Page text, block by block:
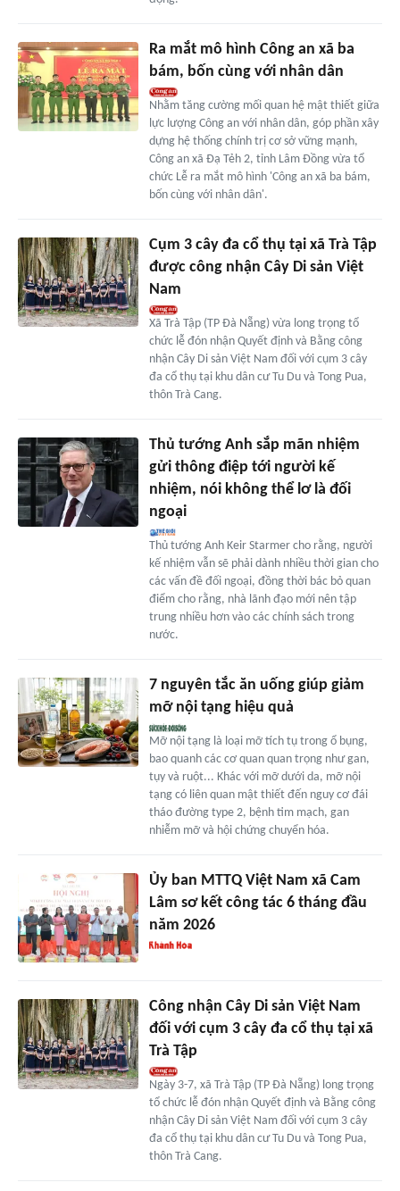
Ra mắt mô hình Công an xã ba
bám, bốn cùng với nhân dân
Nhằm tăng cường mối quan hệ mật thiết giữa
lực lượng Công an với nhân dân, góp phần xây
dựng hệ thống chính trị cơ sở vững mạnh,
Công an xã Đạ Tẻh 2, tỉnh Lâm Đồng vừa tổ
chức Lễ ra mắt mô hình 'Công an xã ba bám,
bốn cùng với nhân dân'.
Cụm 3 cây đa cổ thụ tại xã Trà Tập
được công nhận Cây Di sản Việt
Nam
Xã Trà Tập (TP Đà Nẵng) vừa long trọng tổ
chức lễ đón nhận Quyết định và Bằng công
nhận Cây Di sản Việt Nam đối với cụm 3 cây
đa cổ thụ tại khu dân cư Tu Du và Tong Pua,
thôn Trà Cang.
Thủ tướng Anh sắp mãn nhiệm
gửi thông điệp tới người kế
nhiệm, nói không thể lơ là đối
ngoại
Thủ tướng Anh Keir Starmer cho rằng, người
kế nhiệm vẫn sẽ phải dành nhiều thời gian cho
các vấn đề đối ngoại, đồng thời bác bỏ quan
điểm cho rằng, nhà lãnh đạo mới nên tập
trung nhiều hơn vào các chính sách trong
nước.
7 nguyên tắc ăn uống giúp giảm
mỡ nội tạng hiệu quả
Mỡ nội tạng là loại mỡ tích tụ trong ổ bụng,
bao quanh các cơ quan quan trọng như gan,
tụy và ruột... Khác với mỡ dưới da, mỡ nội
tạng có liên quan mật thiết đến nguy cơ đái
tháo đường type 2, bệnh tim mạch, gan
nhiễm mỡ và hội chứng chuyển hóa.
Ủy ban MTTQ Việt Nam xã Cam
Lâm sơ kết công tác 6 tháng đầu
năm 2026
Công nhận Cây Di sản Việt Nam
đối với cụm 3 cây đa cổ thụ tại xã
Trà Tập
Ngày 3-7, xã Trà Tập (TP Đà Nẵng) long trọng
tổ chức lễ đón nhận Quyết định và Bằng công
nhận Cây Di sản Việt Nam đối với cụm 3 cây
đa cổ thụ tại khu dân cư Tu Du và Tong Pua,
thôn Trà Cang.